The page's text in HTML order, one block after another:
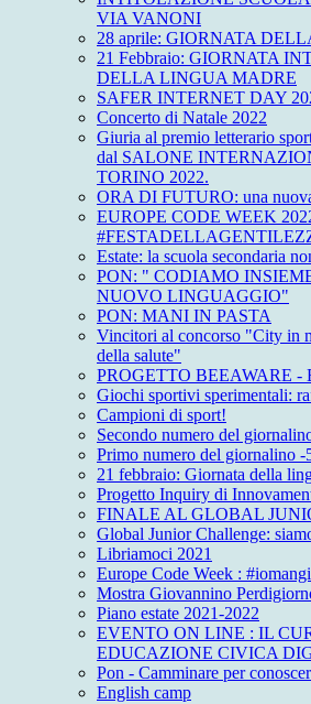
VIA VANONI
28 aprile: GIORNATA
21 Febbraio: GIORNATA
DELLA LINGUA MADRE
SAFER INTERNET DAY
Concerto di Natale 2022
Giuria al premio letterario
dal SALONE
TORINO 2022.
ORA DI FUTURO: una
EUROPE CODE WEEK
Estate: la scuola secondaria
PON: " CODIAMO
NUOVO LINGUAGGIO"
PON: MANI IN PASTA
Vincitori al concorso "City in
della salute"
PROGETTO BEEAWARE -
Giochi sportivi sperimentali:
Campioni di sport!
Secondo numero del
Primo numero del giornalino -
21 febbraio: Giornata della
Progetto Inquiry di
FINALE AL GLOBAL
Global Junior Challenge:
Libriamoci 2021
Europe Code Week :
Mostra Giovannino
Piano estate 2021-2022
EVENTO ON LINE : IL
EDUCAZIONE CIVICA
Pon - Camminare per
English camp